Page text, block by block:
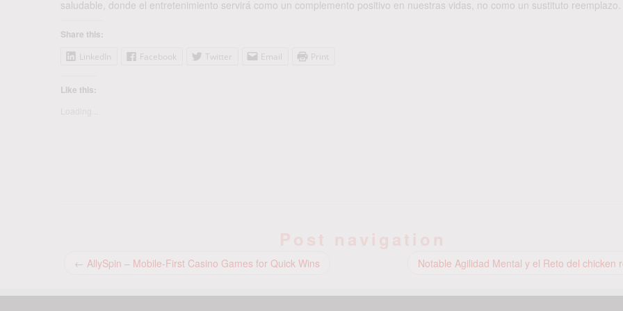
saludable, donde el entretenimiento servirá como un complemento positivo en nuestras vidas, no como un sustituto reemplazo.
Share this:
LinkedIn Facebook Twitter Email Print
Like this:
← AllySpin – Mobile‑First Casino Games for Quick Wins Notable Agilidad Mental y el Reto del chicken